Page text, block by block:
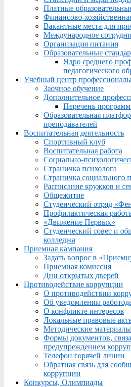
Платные
Финансово-
Вакантные места для
Международное
Организация питания
Образовательные
Ядро среднего
педагогического
Учебный центр
Заочное обучение
Дополнительное
Перечень
Образовательная
преподавателей
Воспитательная деятельность
Спортивный клуб
Воспитательная работа
Социально-
Страничка психолога
Страничка социального
Расписание кружков и
Общежитие
Студенческий отряд
Профилактическая работа
«Движение Первых»
Студенческий совет и
колледжа
Приемная кампания
Задать вопрос в
Приемная комиссия
Дни открытых дверей
Противодействие коррупции
О противодействии
Об уведомлении
О конфликте интересов
Локальные правовые
Методические материалы
Формы документов,
предупреждением
Телефон горячей линии
Обратная связь для
коррупции
Конкурсы, Олимпиады